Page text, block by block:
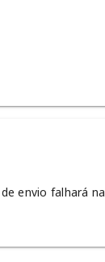
envio falhará na